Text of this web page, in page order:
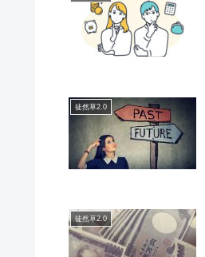
徒然草2.0
徒然草2.0